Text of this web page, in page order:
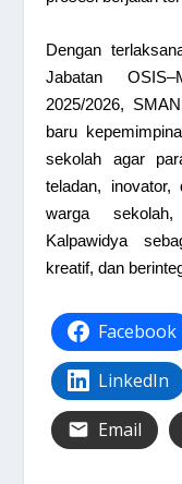
Dengan
Jabatan
2025/2026,
baru
sekolah agar
teladan,
warga
Kalpawidya
kreatif, dan
Facebook
LinkedIn
Email